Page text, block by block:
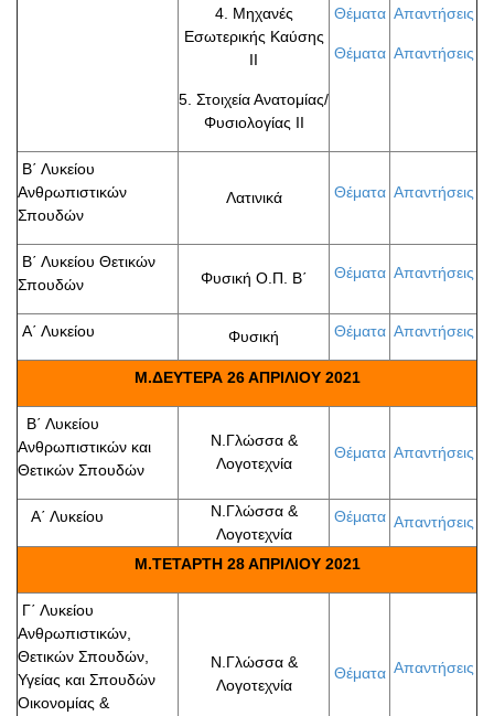
4. Μηχανές
Εσωτερικής Καύσης
ΙΙ
5. Στοιχεία Ανατομίας/
Φυσιολογίας ΙΙ
Θέματα
Θέματα
Απαντήσεις
Απαντήσεις
Β΄ Λυκείου
Ανθρωπιστικών
Σπουδών
Λατινικά Θέματα Απαντήσεις
Β΄ Λυκείου Θετικών
Σπουδών
Φυσική Ο.Π. Β΄ Θέματα Απαντήσεις
Α΄ Λυκείου Φυσική Θέματα Απαντήσεις
Μ.ΔΕΥΤΕΡΑ 26 ΑΠΡΙΛΙΟΥ 2021
Β΄ Λυκείου
Ανθρωπιστικών και
Θετικών Σπουδών
Ν.Γλώσσα &
Λογοτεχνία
Θέματα Απαντήσεις
Α΄ Λυκείου
Ν.Γλώσσα &
Λογοτεχνία
Θέματα Απαντήσεις
Μ.ΤΕΤΑΡΤΗ 28 ΑΠΡΙΛΙΟΥ 2021
Γ΄ Λυκείου
Ανθρωπιστικών,
Θετικών Σπουδών,
Υγείας και Σπουδών
Οικονομίας &
Ν.Γλώσσα &
Λογοτεχνία
Θέματα Απαντήσεις